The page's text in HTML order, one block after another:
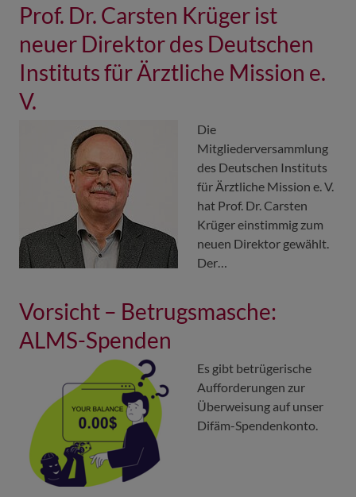
Prof. Dr. Carsten Krüger ist
neuer Direktor des Deutschen
Instituts für Ärztliche Mission e.
V.
Die
Mitgliederversammlung
des Deutschen Instituts
für Ärztliche Mission e. V.
hat Prof. Dr. Carsten
Krüger einstimmig zum
neuen Direktor gewählt.
Der…
Vorsicht – Betrugsmasche:
ALMS-Spenden
Es gibt betrügerische
Aufforderungen zur
Überweisung auf unser
Difäm-Spendenkonto.